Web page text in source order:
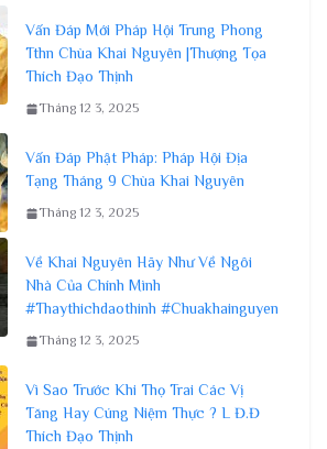
Vấn Đáp Mới Pháp Hội Trung Phong
Tthn Chùa Khai Nguyên |Thượng Tọa
Thích Đạo Thịnh
Tháng 12 3, 2025
Vấn Đáp Phật Pháp: Pháp Hội Địa
Tạng Tháng 9 Chùa Khai Nguyên
Tháng 12 3, 2025
Về Khai Nguyên Hãy Như Về Ngôi
Nhà Của Chính Mình
#Thaythichdaothinh #Chuakhainguyen
Tháng 12 3, 2025
Vì Sao Trước Khi Thọ Trai Các Vị
Tăng Hay Cúng Niệm Thực ? L Đ.Đ
Thích Đạo Thịnh